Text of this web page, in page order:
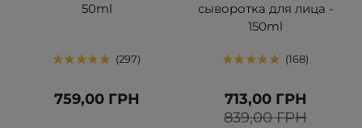
50ml
297
759,00 ГРН
сыворотка для лица -
150ml
168
839,00 ГРН
713,00 ГРН